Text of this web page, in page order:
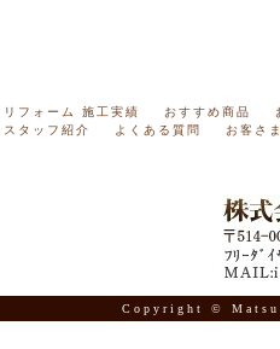
リフォーム 施工実績 おすすめ商品
スタッフ紹介 よくある質問
お客さ
Copyright ©